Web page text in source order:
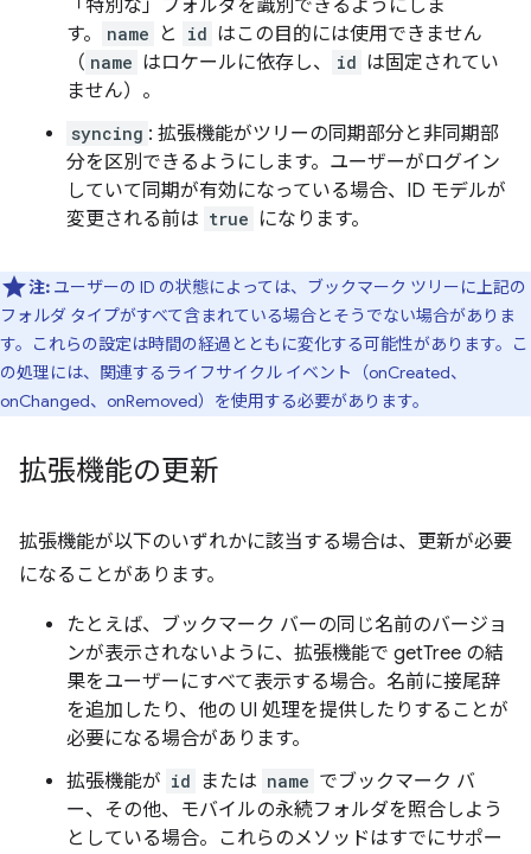
「特別な」フォルダを識別できるようにしま
す。
name と id はこの目的には使用できません
（ name はロケールに依存し、 id は固定されてい
ません）。
syncing : 拡張機能がツリーの同期部分と非同期部
分を区別できるようにします。ユーザーがログイン
していて同期が有効になっている場合、ID モデルが
変更される前は true になります。
注: ユーザーの ID の状態によっては、ブックマーク ツリーに上記の
フォルダ タイプがすべて含まれている場合とそうでない場合がありま
す。これらの設定は時間の経過とともに変化する可能性があります。こ
の処理には、関連するライフサイクル イベント（onCreated、
onChanged、onRemoved）を使用する必要があります。
拡張機能の更新
拡張機能が以下のいずれかに該当する場合は、更新が必要
になることがあります。
たとえば、ブックマーク バーの同じ名前のバージョ
ンが表示されないように、拡張機能で getTree の結
果をユーザーにすべて表示する場合。名前に接尾辞
を追加したり、他の UI 処理を提供したりすることが
必要になる場合があります。
拡張機能が id または name でブックマーク バ
ー、その他、モバイルの永続フォルダを照合しよう
としている場合。これらのメソッドはすでにサポー